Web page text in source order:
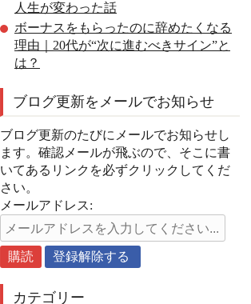
人生が変わった話
ボーナスをもらったのに辞めたくなる
理由｜20代が“次に進むべきサイン”と
は？
ブログ更新をメールでお知らせ
ブログ更新のたびにメールでお知らせし
ます。確認メールが飛ぶので、そこに書
いてあるリンクを必ずクリックしてくだ
さい。
メールアドレス:
カテゴリー